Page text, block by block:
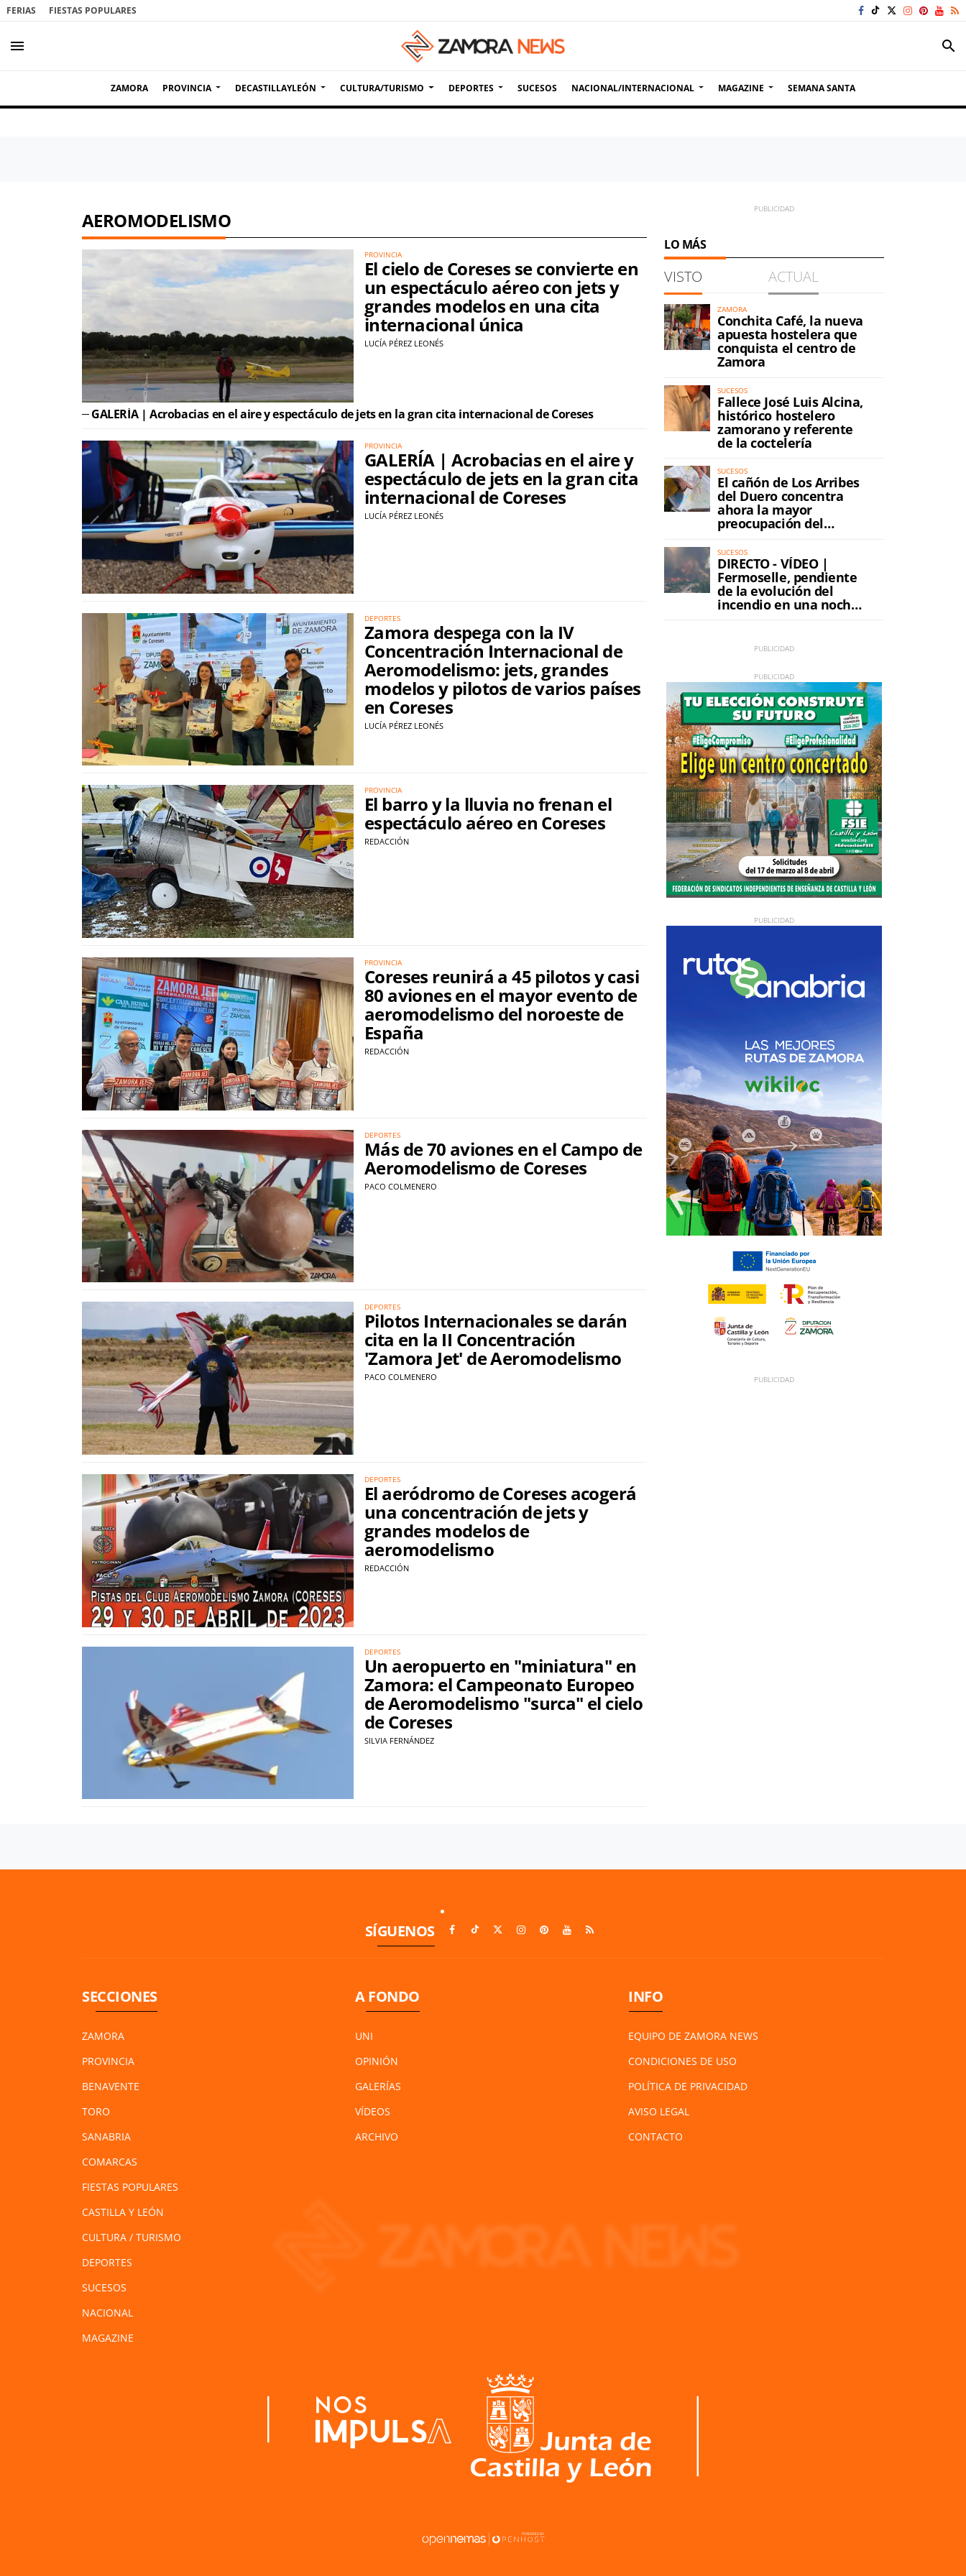
FERIAS FIESTAS POPULARES
menu search
ZAMORA PROVINCIA DECASTILLAYLEÓN CULTURA/TURISMO DEPORTES SUCESOS NACIONAL/INTERNACIONAL MAGAZINE SEMANA SANTA
AEROMODELISMO
PROVINCIA
El cielo de Coreses se convierte en
un espectáculo aéreo con jets y
grandes modelos en una cita
internacional única
LUCÍA PÉREZ LEONÉS
GALERÍA | Acrobacias en el aire y espectáculo de jets en la gran cita internacional de Coreses
PROVINCIA
GALERÍA | Acrobacias en el aire y
espectáculo de jets en la gran cita
internacional de Coreses
LUCÍA PÉREZ LEONÉS
DEPORTES
Zamora despega con la IV
Concentración Internacional de
Aeromodelismo: jets, grandes
modelos y pilotos de varios países
en Coreses
LUCÍA PÉREZ LEONÉS
PROVINCIA
El barro y la lluvia no frenan el
espectáculo aéreo en Coreses
REDACCIÓN
PROVINCIA
Coreses reunirá a 45 pilotos y casi
80 aviones en el mayor evento de
aeromodelismo del noroeste de
España
REDACCIÓN
DEPORTES
Más de 70 aviones en el Campo de
Aeromodelismo de Coreses
PACO COLMENERO
DEPORTES
Pilotos Internacionales se darán
cita en la II Concentración
'Zamora Jet' de Aeromodelismo
PACO COLMENERO
DEPORTES
El aeródromo de Coreses acogerá
una concentración de jets y
grandes modelos de
aeromodelismo
REDACCIÓN
DEPORTES
Un aeropuerto en "miniatura" en
Zamora: el Campeonato Europeo
de Aeromodelismo "surca" el cielo
de Coreses
SILVIA FERNÁNDEZ
LO MÁS
VISTO ACTUAL
ZAMORA
Conchita Café, la nueva
apuesta hostelera que
conquista el centro de
Zamora
SUCESOS
Fallece José Luis Alcina,
histórico hostelero
zamorano y referente
de la coctelería
SUCESOS
El cañón de Los Arribes
del Duero concentra
ahora la mayor
preocupación del
incendio
SUCESOS
DIRECTO - VÍDEO |
Fermoselle, pendiente
de la evolución del
incendio en una noche
SÍGUENOS
SECCIONES
ZAMORA
PROVINCIA
BENAVENTE
TORO
SANABRIA
COMARCAS
FIESTAS POPULARES
CASTILLA Y LEÓN
CULTURA / TURISMO
DEPORTES
SUCESOS
NACIONAL
MAGAZINE
A FONDO
UNI
OPINIÓN
GALERÍAS
VÍDEOS
ARCHIVO
INFO
EQUIPO DE ZAMORA NEWS
CONDICIONES DE USO
POLÍTICA DE PRIVACIDAD
AVISO LEGAL
CONTACTO